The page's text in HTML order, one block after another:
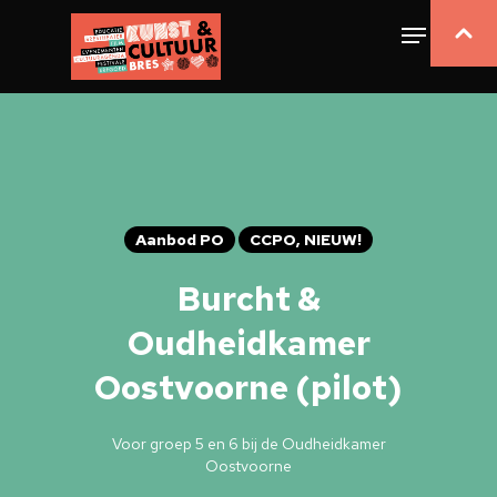
Aanbod PO CCPO, NIEUW!
Burcht &
Oudheidkamer
Oostvoorne (pilot)
Voor groep 5 en 6 bij de Oudheidkamer
Oostvoorne